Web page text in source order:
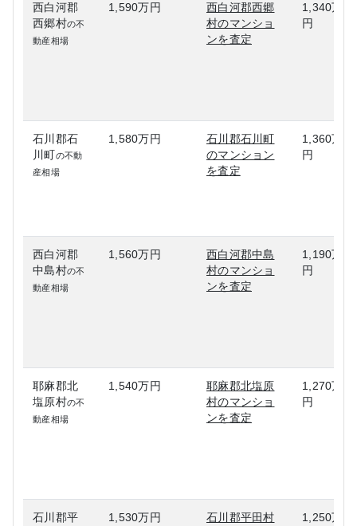
西白河郡
西郷村の不
動産相場
1,590万円
西白河郡西郷
村のマンショ
ンを査定
1,340万
円
石川郡石
川町の不動
産相場
1,580万円
石川郡石川町
のマンション
を査定
1,360万
円
西白河郡
中島村の不
動産相場
1,560万円
西白河郡中島
村のマンショ
ンを査定
1,190万
円
耶麻郡北
塩原村の不
動産相場
1,540万円
耶麻郡北塩原
村のマンショ
ンを査定
1,270万
円
石川郡平
1,530万円
石川郡平田村
1,250万